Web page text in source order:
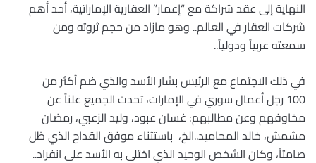
النهاية إلى عقد شراكة مع“إعمار” العقارية الإماراتية، أحد أهم
شركات العقار في العالم.. وهو مازاد من حجم ثروته ومن
سمعته عربياً ودولياً..
في ذلك الاجتماع مع الرئيس بشار الأسد والذي ضم أكثر من
100 رجل أعمال سوري في الإمارات، تحدث الجميع علناً عن
مخاوفهم وعن مطالبهم: غسان عبود، وليد الزعبي، رمضان
مشمش، خالد المحاميد..الخ، باستثناء موفق القداح الذي ظل
صامتاً، وكان الشخص الوحيد الذي اختلى به الأسد على انفراد..